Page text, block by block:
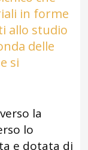
in forme
allo studio
delle
si
la
lo
e dotata di